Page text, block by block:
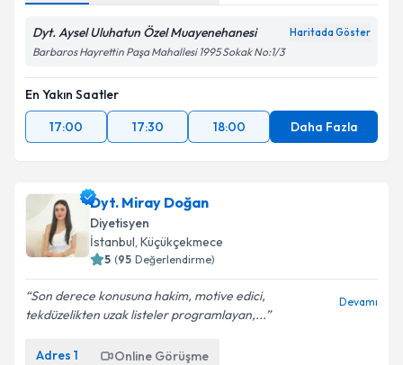
Dyt. Aysel Uluhatun Özel Muayenehanesi Haritada Göster
Barbaros Hayrettin Paşa Mahallesi 1995 Sokak No:1/3
En Yakın Saatler
17:00
17:30 18:00 Daha Fazla
Dyt. Miray Doğan
Diyetisyen
İstanbul, Küçükçekmece
5 (95 Değerlendirme)
Son derece konusuna hakim, motive edici,
tekdüzelikten uzak listeler programlayan,...
Devamı
Adres 1 Online Görüşme